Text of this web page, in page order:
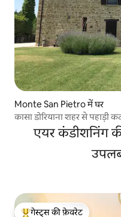
Monte San Pietro में घर
कासा डोरियाना शहर से पहाड़ी
एयर कंडीशनिंग
गेस्ट्स की फ़ेवरेट